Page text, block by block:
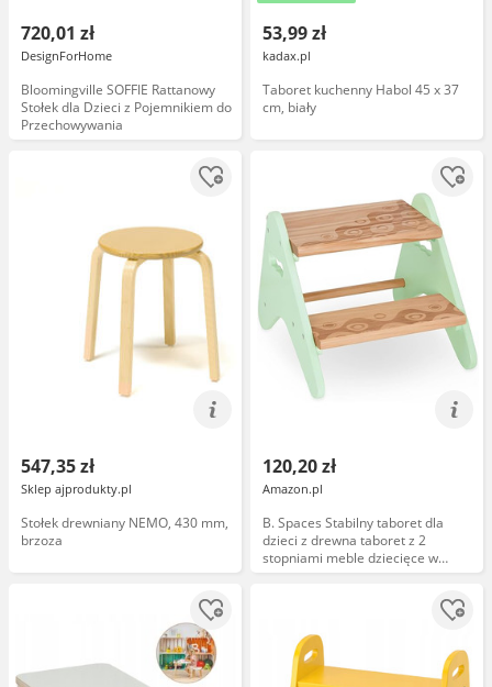
720,01 zł
DesignForHome
Bloomingville SOFFIE Rattanowy
Stołek dla Dzieci z Pojemnikiem do
Przechowywania
53,99 zł
kadax.pl
Taboret kuchenny Habol 45 x 37
cm, biały
547,35 zł
Sklep ajprodukty.pl
Stołek drewniany NEMO, 430 mm,
brzoza
120,20 zł
Amazon.pl
B. Spaces Stabilny taboret dla
dzieci z drewna taboret z 2
stopniami meble dziecięce w
kolorze miętowym, do łazienki,